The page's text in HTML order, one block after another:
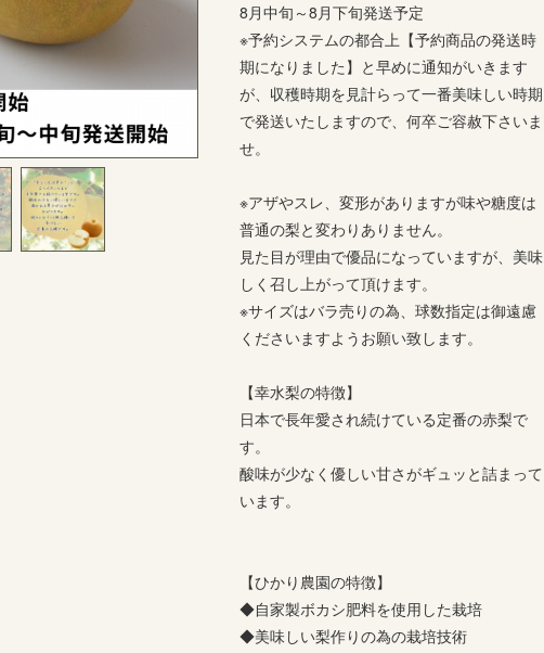
8月中旬～8月下旬発送予定
※予約システムの都合上【予約商品の発送時
期になりました】と早めに通知がいきます
が、収穫時期を見計らって一番美味しい時期
で発送いたしますので、何卒ご容赦下さいま
せ。
※アザやスレ、変形がありますが味や糖度は
普通の梨と変わりありません。
見た目が理由で優品になっていますが、美味
しく召し上がって頂けます。
※サイズはバラ売りの為、球数指定は御遠慮
くださいますようお願い致します。
【幸水梨の特徴】
日本で長年愛され続けている定番の赤梨で
す。
酸味が少なく優しい甘さがギュッと詰まって
います。
【ひかり農園の特徴】
◆自家製ボカシ肥料を使用した栽培
◆美味しい梨作りの為の栽培技術